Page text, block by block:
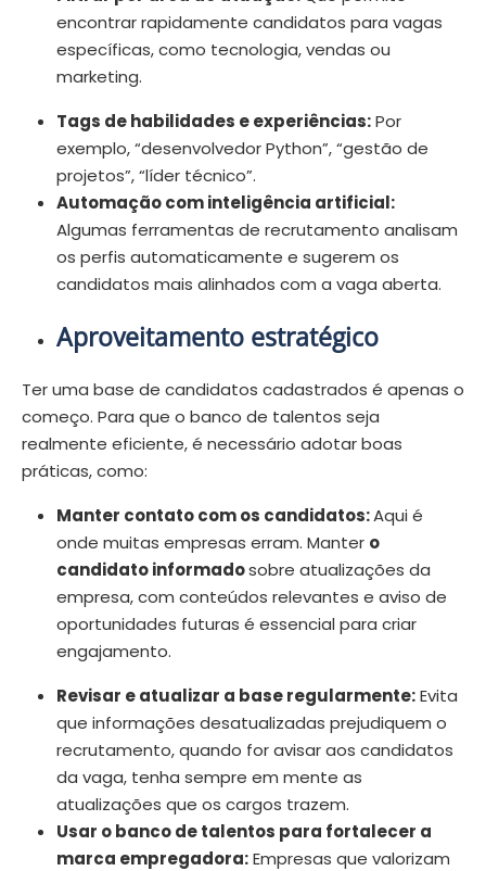
encontrar rapidamente candidatos para vagas
específicas, como tecnologia, vendas ou
marketing.
Tags de habilidades e experiências:Por
exemplo, “desenvolvedor Python”, “gestão de
projetos”, “líder técnico”.
Automação com inteligência artificial:
Algumas ferramentas de recrutamento analisam
os perfis automaticamente e sugerem os
candidatos mais alinhados com a vaga aberta.
Aproveitamento estratégico
Ter uma base de candidatos cadastrados é apenas o
começo. Para que o banco de talentos seja
realmente eficiente, é necessário adotar boas
práticas, como:
Manter contato com os candidatos:Aqui é
onde muitas empresas erram. Manter o
candidato informadosobre atualizações da
empresa, com conteúdos relevantes e aviso de
oportunidades futuras é essencial para criar
engajamento.
Revisar e atualizar a base regularmente:Evita
que informações desatualizadas prejudiquem o
recrutamento, quando for avisar aos candidatos
da vaga, tenha sempre em mente as
atualizações que os cargos trazem.
Usar o banco de talentos para fortalecer a
marca empregadora:Empresas que valorizam